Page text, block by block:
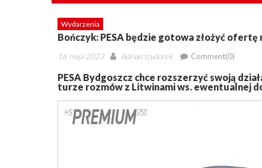
Wydarzenia
Bończyk: PESA będzie gotowa złożyć ofertę
Posted
16 maja 2023 Author
Adrian Izydorek Comment(0)
PESA Bydgoszcz chce rozszerzyć swoją
turze rozmów z Litwinami ws. ewentualnej